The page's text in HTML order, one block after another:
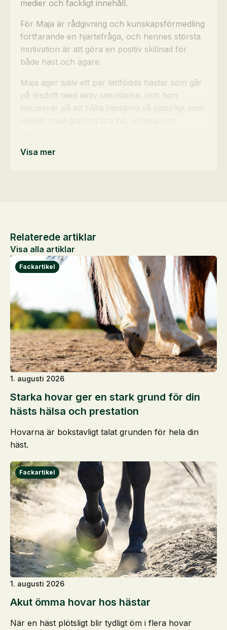
medier och fackligt innehåll.
För Maja är rådgivning och kunskapsförmedling
fortfarande en hjärtefråga, och hennes största
motivation är att göra en positiv skillnad för
både häst och ägare.
Maja äger själv ett par lättfödda hästar som går
på lösdrift med aktiv utevistelse, och hon
fokuserar på att hålla hästarna så naturligt som
Visa mer
Relaterede artiklar
Visa alla artiklar
Starka hovar ger en stark grund för din
hästs hälsa och prestation
1. augusti 2026
Hovarna är bokstavligt talat grunden för hela din
häst.
Akut ömma hovar hos hästar
1. augusti 2026
När en häst plötsligt blir tydligt öm i flera hovar